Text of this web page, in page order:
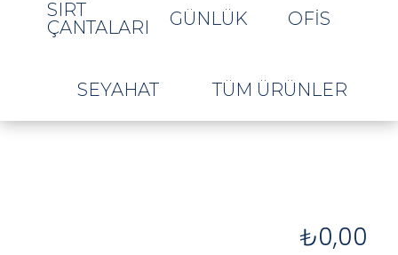
SIRT
ÇANTALARI
GÜNLÜK OFIS
SEYAHAT TÜM ÜRÜNLER
₺0,00